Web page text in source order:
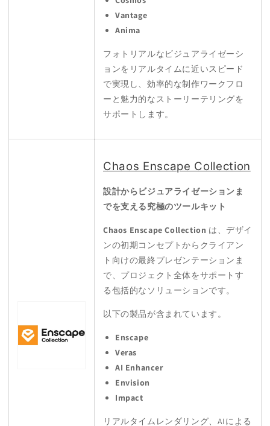
Vantage
Anima
フォトリアルなビジュアライゼーシ
ョンをリアルタイムに近いスピード
で実現し、効率的な制作ワークフロ
ーと魅力的なストーリーテリングを
サポートします。
Chaos Enscape Collection
設計からビジュアライゼーションま
でを支える究極のツールキット
Chaos Enscape Collection は、デザイ
ンの初期コンセプトからクライアン
ト向けの最終プレゼンテーションま
で、プロジェクト全体をサポートす
る包括的なソリューションです。
以下の製品が含まれています。
Enscape
Veras
AI Enhancer
Envision
Impact
リアルタイムレンダリング、AIによる